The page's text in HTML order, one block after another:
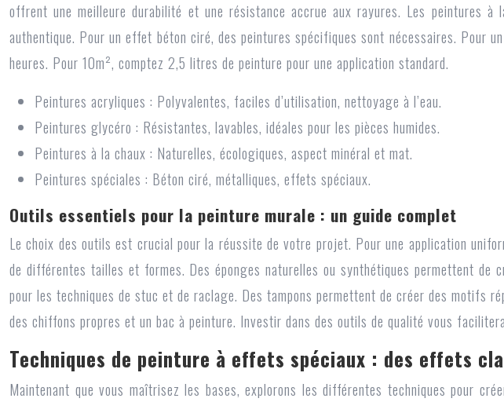
offrent une meilleure durabilité et une résistance accrue aux rayures. Les peintures
authentique. Pour un effet béton ciré, des peintures spécifiques sont nécessaires. Pour
heures. Pour 10m², comptez 2,5 litres de peinture pour une application standard.
Peintures acryliques : Polyvalentes, faciles d’utilisation, nettoyage à l’eau.
Peintures glycéro : Résistantes, lavables, idéales pour les pièces humides.
Peintures à la chaux : Naturelles, écologiques, aspect minéral et mat.
Peintures spéciales : Béton ciré, métalliques, effets spéciaux.
Outils essentiels pour la peinture murale : un guide complet
Le choix des outils est crucial pour la réussite de votre projet. Pour une application
de différentes tailles et formes. Des éponges naturelles ou synthétiques permettent
pour les techniques de stuc et de raclage. Des tampons permettent de créer des motifs
des chiffons propres et un bac à peinture. Investir dans des outils de qualité vous
Techniques de peinture à effets spéciaux : des effets
Maintenant que vous maîtrisez les bases, explorons les différentes techniques pour